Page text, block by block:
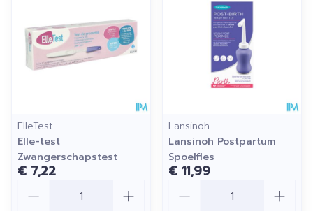
ElleTest
Elle-test
Zwangerschapstest
€ 7,22
Lansinoh
Lansinoh Postpartum
Spoelfles
€ 11,99